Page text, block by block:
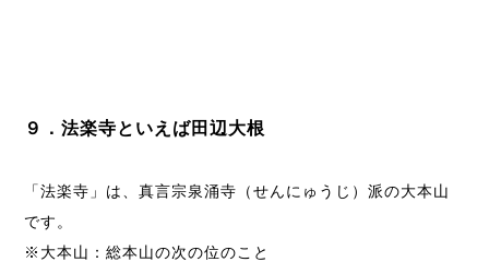
９．法楽寺といえば田辺大根
「法楽寺」は、真言宗泉涌寺（せんにゅうじ）派の大本山
です。
※大本山：総本山の次の位のこと